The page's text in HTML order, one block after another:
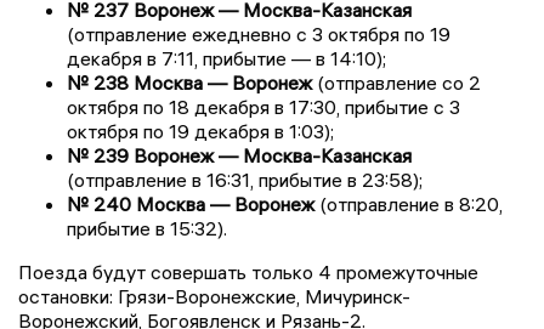
№ 237 Воронеж — Москва-Казанская
(отправление ежедневно с 3 октября по 19
декабря в 7:11, прибытие — в 14:10);
№ 238 Москва — Воронеж(отправление со 2
октября по 18 декабря в 17:30, прибытие с 3
октября по 19 декабря в 1:03);
№ 239 Воронеж — Москва-Казанская
(отправление в 16:31, прибытие в 23:58);
№ 240 Москва — Воронеж(отправление в 8:20,
прибытие в 15:32).
Поезда будут совершать только 4 промежуточные
остановки: Грязи-Воронежские, Мичуринск-
Воронежский, Богоявленск и Рязань-2.